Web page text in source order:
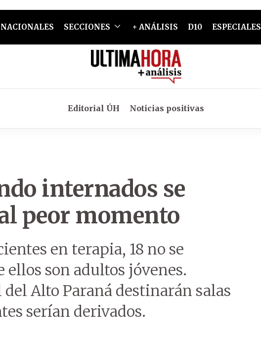
NACIONALES SECCIONES + ANÁLISIS D10 ESPECIALES
Editorial ÚH Noticias positivas
internados se
peor momento
en terapia, 18 no se
son adultos jóvenes.
Alto Paraná destinarán salas
serían derivados.